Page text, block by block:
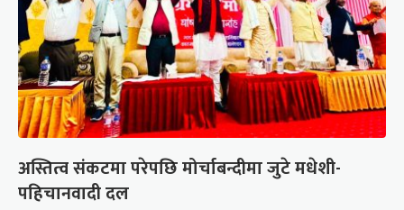
अस्तित्व संकटमा परेपछि मोर्चाबन्दीमा जुटे मधेशी-
पहिचानवादी दल